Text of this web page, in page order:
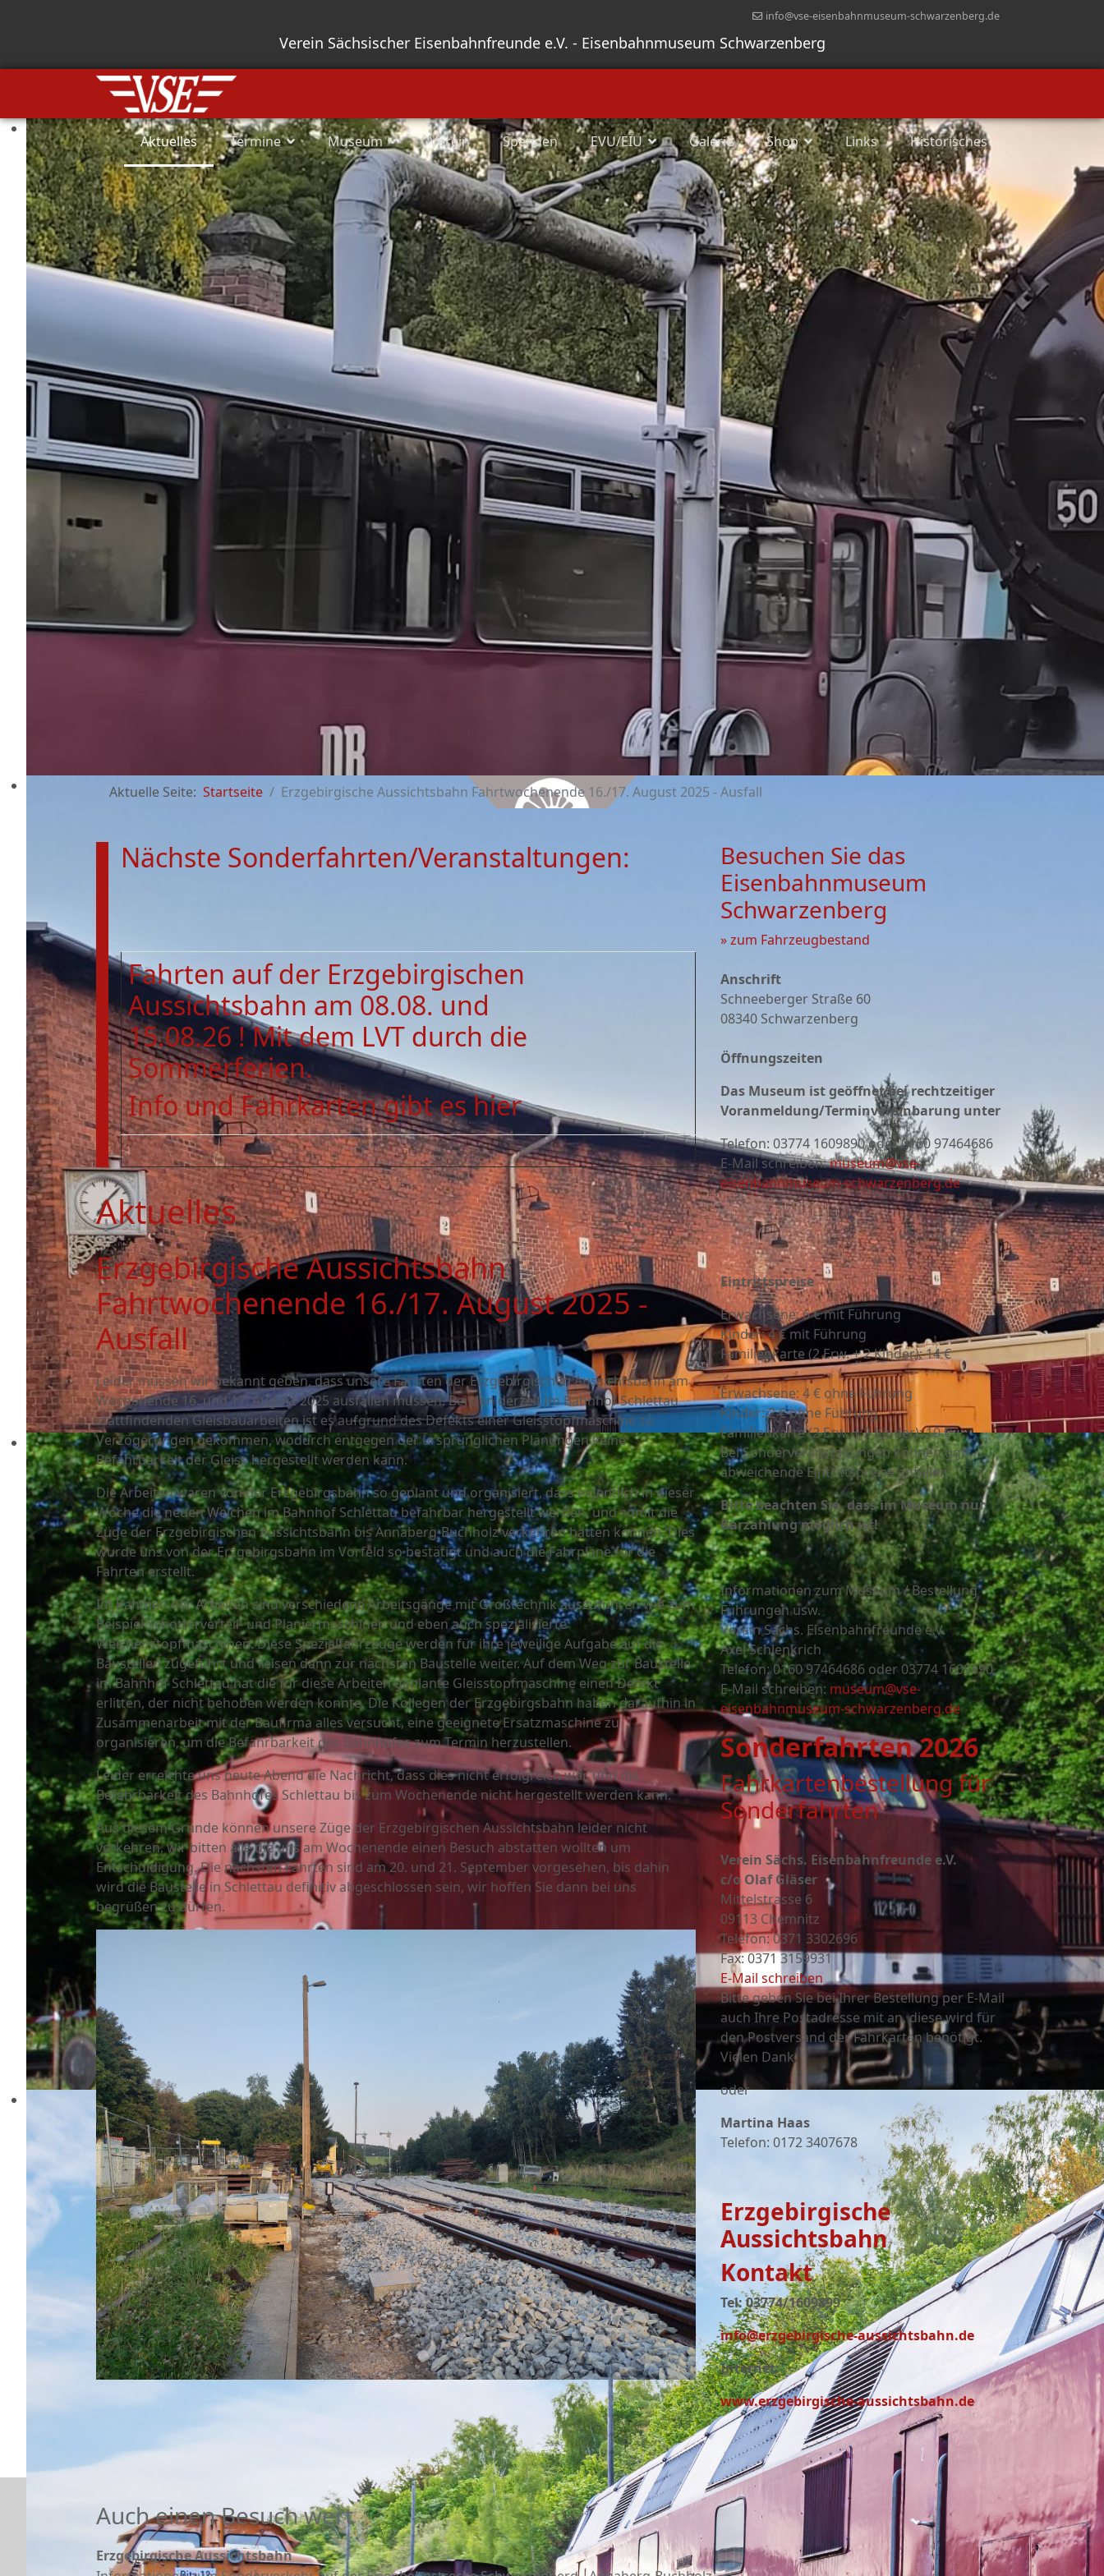
info@vse-eisenbahnmuseum-schwarzenberg.de
Verein Sächsischer Eisenbahnfreunde e.V. - Eisenbahnmuseum Schwarzenberg
Aktuelles Termine Museum Verein Spenden EVU/EIU Galerie Shop Links Historisches
Aktuelle Seite: Startseite Erzgebirgische Aussichtsbahn Fahrtwochenende 16./17. August 2025 - Ausfall
Nächste Sonderfahrten/Veranstaltungen:
Fahrten auf der Erzgebirgischen
Aussichtsbahn am 08.08. und
15.08.26 ! Mit dem LVT durch die
Sommerferien.
Info und Fahrkarten gibt es hier
Aktuelles
Erzgebirgische Aussichtsbahn
Fahrtwochenende 16./17. August 2025 -
Ausfall
Leider müssen wir bekannt geben, dass unsere Fahrten der Erzgebirgischen Aussichtsbahn am
Wochenende 16. und 17. August 2025 ausfallen müssen. Bei den derzeit im Bahnhof Schlettau
stattfindenden Gleisbauarbeiten ist es aufgrund des Defekts einer Gleisstopfmaschine zu
Verzögerungen gekommen, wodurch entgegen der ursprünglichen Planungen keine
Befahrbarkeit der Gleise hergestellt werden kann.
Die Arbeiten waren von der Erzgebirgsbahn so geplant und organisiert, dass eigentlich in dieser
Woche die neuen Weichen im Bahnhof Schlettau befahrbar hergestellt werden, und somit die
Züge der Erzgebirgischen Aussichtsbahn bis Annaberg-Buchholz verkehren hätten können. Dies
wurde uns von der Erzgebirgsbahn im Vorfeld so bestätigt und auch die Fahrpläne für die
Fahrten erstellt.
Im Rahmen der Arbeiten sind verschiedene Arbeitsgänge mit Großtechnik auszuführen wie zum
Beispiel Schotterverteil- und Planiermaschinen und eben auch spezialisierte
Weichenstopfmaschinen. Diese Spezialfahrzeuge werden für ihre jeweilige Aufgabe auf die
Baustellen zugeführt und reisen dann zur nächsten Baustelle weiter. Auf dem Weg zur Baustelle
im Bahnhof Schlettau hat die für diese Arbeiten geplante Gleisstopfmaschine einen Defekt
erlitten, der nicht behoben werden konnte. Die Kollegen der Erzgebirgsbahn haben daraufhin in
Zusammenarbeit mit der Baufirma alles versucht, eine geeignete Ersatzmaschine zu
organisieren, um die Befahrbarkeit des Bahnhofes zum Termin herzustellen.
Leider erreichte uns heute Abend die Nachricht, dass dies nicht erfolgreich war, und die
Befahrbarkeit des Bahnhofes Schlettau bis zum Wochenende nicht hergestellt werden kann.
Aus diesem Grunde können unsere Züge der Erzgebirgischen Aussichtsbahn leider nicht
verkehren, wir bitten alle die uns am Wochenende einen Besuch abstatten wollten um
Entschuldigung. Die nächsten Fahrten sind am 20. und 21. September vorgesehen, bis dahin
wird die Baustelle in Schlettau definitiv abgeschlossen sein, wir hoffen Sie dann bei uns
begrüßen zu dürfen.
Besuchen Sie das
Eisenbahnmuseum
Schwarzenberg
» zum Fahrzeugbestand
Anschrift
Schneeberger Straße 60
08340 Schwarzenberg
Öffnungszeiten
Das Museum ist geöffnet bei rechtzeitiger
Voranmeldung/Terminvereinbarung unter
Telefon: 03774 1609890 oder 0160 97464686
E-Mail schreiben:museum@vse-
eisenbahnmuseum-schwarzenberg.de
Eintrittspreise
Erwachsene: 6 € mit Führung
Kinder: 4 € mit Führung
Familienkarte (2 Erw. + 2 Kinder): 14 €
Erwachsene: 4 € ohne Führung
Kinder: 2 € ohne Führung
Familienkarte (2 Erw. + 2 Kinder): 10 €
Bei Sonderveranstaltungen können ggf.
abweichende Eintrittspreise anfallen.
Bitte beachten Sie, dass im Museum nur
Barzahlung möglich ist!
Informationen zum Museum / Bestellung
Führungen usw.
Verein Sächs. Eisenbahnfreunde e.V.
Axel Schlenkrich
Telefon: 0160 97464686 oder 03774 1609890
E-Mail schreiben: museum@vse-
eisenbahnmuseum-schwarzenberg.de
Sonderfahrten 2026
Fahrkartenbestellung für
Sonderfahrten
Verein Sächs. Eisenbahnfreunde e.V.
c/o Olaf Gläser
Mittelstrasse 6
09113 Chemnitz
Telefon: 0371 3302696
Fax: 0371 3159931
E-Mail schreiben
Bitte geben Sie bei Ihrer Bestellung per E-Mail
auch Ihre Postadresse mit an, diese wird für
den Postversand der Fahrkarten benötigt.
Vielen Dank
oder
Martina Haas
Telefon: 0172 3407678
Erzgebirgische
Aussichtsbahn
Kontakt
Tel: 03774/1609899
info@erzgebirgische-aussichtsbahn.de
Internet:
www.erzgebirgische-aussichtsbahn.de
Auch einen Besuch wert
Erzgebirgische Aussichtsbahn